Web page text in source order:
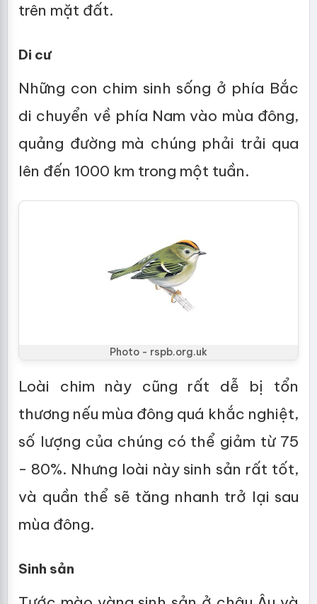
trên mặt đất.
Di cư
Những con chim sinh sống ở phía Bắc
di chuyển về phía Nam vào mùa đông,
quảng đường mà chúng phải trải qua
lên đến 1000 km trong một tuần.
Photo - rspb.org.uk
Loài chim này cũng rất dễ bị tổn
thương nếu mùa đông quá khắc nghiệt,
số lượng của chúng có thể giảm từ 75
- 80%. Nhưng loài này sinh sản rất tốt,
và quần thể sẽ tăng nhanh trở lại sau
mùa đông.
Sinh sản